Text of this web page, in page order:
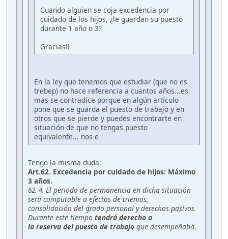
Cuando alguien se coja excedencia por
cuidado de los hijos, ¿le guardan su puesto
durante 1 año o 3?
Gracias!!
En la ley que tenemos que estudiar (que no es
trebep) no hace referencia a cuantos años...es
mas se contradice porque en algún artículo
pone que se guarda el puesto de trabajo y en
otros que se pierde y puedes encontrarte en
situación de que no tengas puesto
equivalente... nos e
Tengo la misma duda:
Art.62. Excedencia por cuidado de hijos: Máximo
3 años.
62. 4. El periodo de permanencia en dicha situación
será computable a efectos de trienios,
consolidación del grado personal y derechos pasivos.
Durante este tiempo tendrá derecho a
la reserva del puesto de trabajo que desempeñaba.